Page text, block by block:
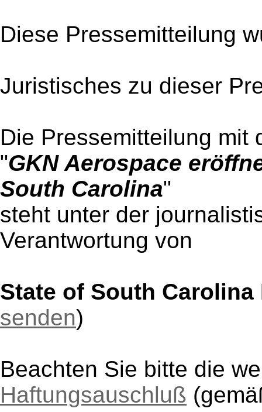
Diese Pressemitteilung
Juristisches zu dieser
Die Pressemitteilung mit
"GKN Aerospace
South Carolina"
steht unter der
Verantwortung von
State of South
senden)
Beachten Sie bitte die
Haftungsauschluß